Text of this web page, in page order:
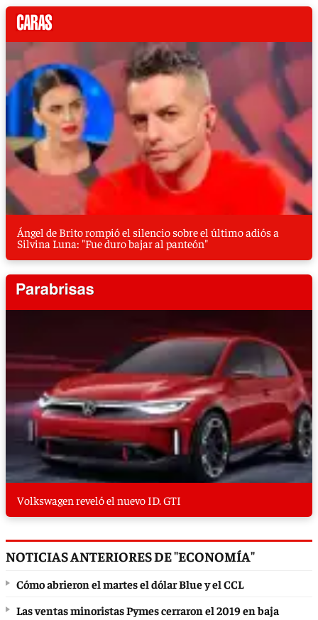
Ángel de Brito rompió el silencio sobre el último adiós a
Silvina Luna: "Fue duro bajar al panteón"
Volkswagen reveló el nuevo ID. GTI
NOTICIAS ANTERIORES DE "ECONOMÍA"
Cómo abrieron el martes el dólar Blue y el CCL
Las ventas minoristas Pymes cerraron el 2019 en baja